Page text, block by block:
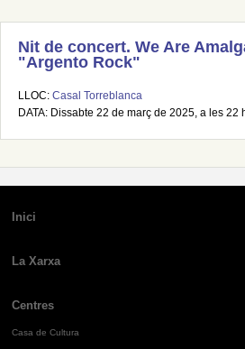
Nit de concert. We Are
"Argento Rock"
LLOC: Casal Torreblanca
DATA: Dissabte 22 de març de 2025, a les 22
Inici
La Xarxa
Centres
Casa de Cultura